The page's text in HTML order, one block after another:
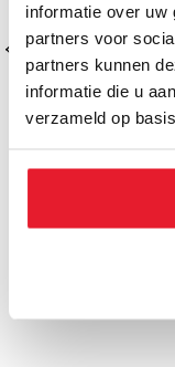
informatie over uw
partners voor
partners kunnen
informatie die u
verzameld op
Venum MMA
Challenger